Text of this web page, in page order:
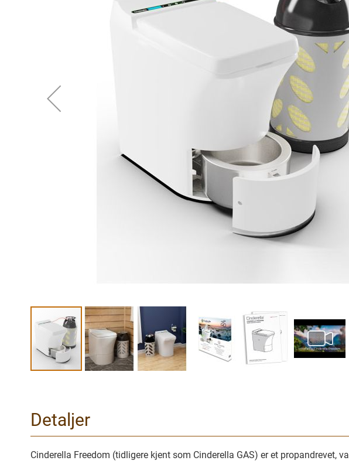
av
bilder
galleriet
Detaljer
Cinderella Freedom (tidligere kjent som Cinderella GAS) er et